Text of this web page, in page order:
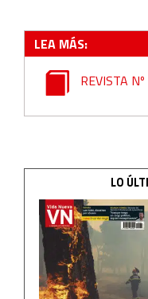
LEA MÁS:
REVISTA
LO
Non-IAB processing
Functional
Advertising